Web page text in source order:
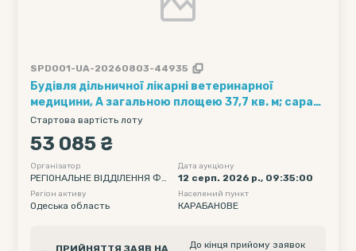
SPD001-UA-20260803-44935
Будівля дільничної лікарні ветеринарної
медицини, А загальною площею 37,7 кв. м; сарай,
Б
Стартова вартість лоту
53 085 ₴
Організатор
РЕГІОНАЛЬНЕ ВІДДІЛЕННЯ ФО
НДУ ДЕРЖАВНОГО МАЙНА УК
РАЇНИ ПО ОДЕСЬКІЙ ТА МИКО
Дата аукціону
12 серп. 2026 р., 09:35:00
Регіон активу
Одеська область
Населений пункт
КАРАБАНОВЕ
ПРИЙНЯТТЯ ЗАЯВ НА
До кінця прийому заявок
0 3
0 3
1 2 5